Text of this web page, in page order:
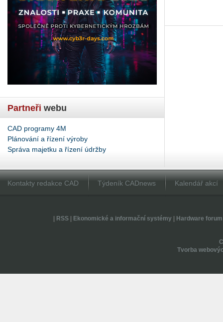
Partneři webu
CAD programy 4M
Plánování a řízení výroby
Správa majetku a řízení údržby
Kontakty redakce CAD Týdeník CADnews Kalendář akcí
RSS| Ekonomické a informační systémy| Hardware forum
Tvorba